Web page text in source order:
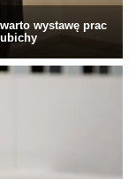
wystawę prac